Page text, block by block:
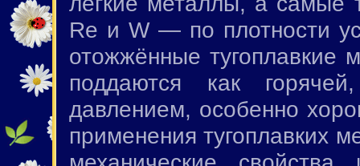
Re и W — по плотности
отожжённые
поддаются как
давлением, особенно
применения тугоплавких